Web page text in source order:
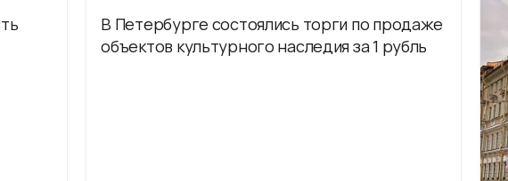
В Петербурге состоялись торги по продаже
объектов культурного наследия за 1 рубль